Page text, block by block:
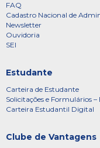
FAQ
Cadastro Nacional de
Newsletter
Ouvidoria
SEI
Estudante
Carteira de Estudante
Solicitações e Formulários
Carteira Estudantil Digital
Clube de Vantagens